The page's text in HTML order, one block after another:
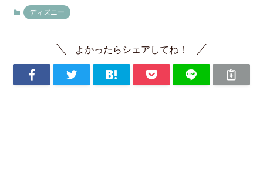
ディズニー
よかったらシェアしてね！